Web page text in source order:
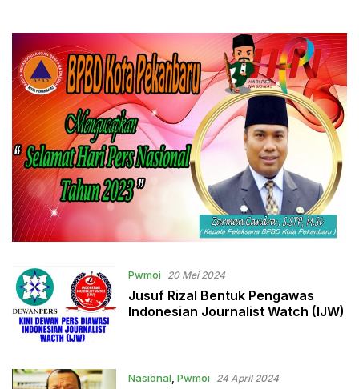
Pwmoi 20 Mei 2024
Jusuf Rizal Bentuk Pengawas
Indonesian Journalist Watch (IJW)
Nasional, Pwmoi 24 April 2024